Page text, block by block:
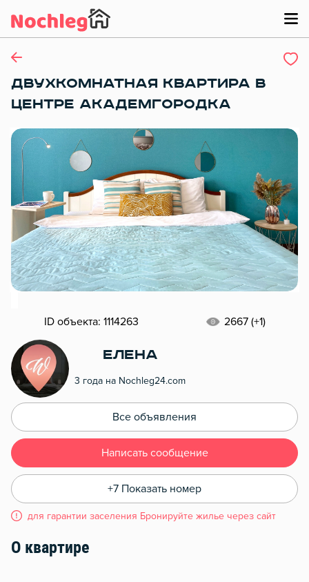
ДВУХКОМНАТНАЯ КВАРТИРА В
ЦЕНТРЕ АКАДЕМГОРОДКА
ID объекта: 1114263 2667 (+1)
Елена
3 года на Nochleg24.com
Все объявления
Написать сообщение
+7 Показать номер
для гарантии заселения Бронируйте жилье через сайт
О квартире